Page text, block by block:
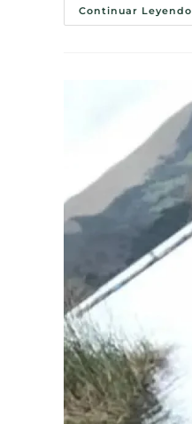
Continuar Leyendo